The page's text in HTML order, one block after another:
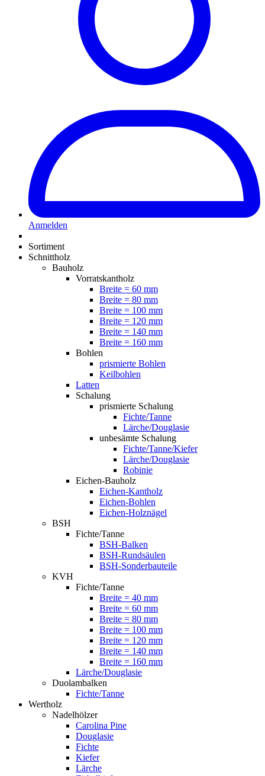
Anmelden
Sortiment
Schnittholz
Bauholz
Vorratskantholz
Breite = 60 mm
Breite = 80 mm
Breite = 100 mm
Breite = 120 mm
Breite = 140 mm
Breite = 160 mm
Bohlen
prismierte Bohlen
Keilbohlen
Latten
Schalung
prismierte Schalung
Fichte/Tanne
Lärche/Douglasie
unbesämte Schalung
Fichte/Tanne/Kiefer
Lärche/Douglasie
Robinie
Eichen-Bauholz
Eichen-Kantholz
Eichen-Bohlen
Eichen-Holznägel
BSH
Fichte/Tanne
BSH-Balken
BSH-Rundsäulen
BSH-Sonderbauteile
KVH
Fichte/Tanne
Breite = 40 mm
Breite = 60 mm
Breite = 80 mm
Breite = 100 mm
Breite = 120 mm
Breite = 140 mm
Breite = 160 mm
Lärche/Douglasie
Duolambalken
Fichte/Tanne
Wertholz
Nadelhölzer
Carolina Pine
Douglasie
Fichte
Kiefer
Lärche